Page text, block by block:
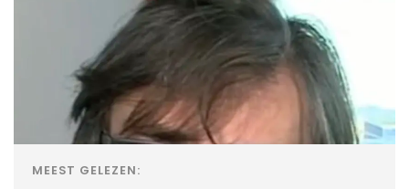
MEEST GELEZEN: